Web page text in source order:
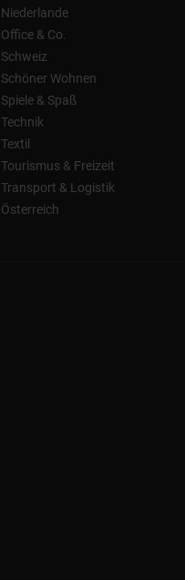
Niederlande
Office & Co.
Schweiz
Schöner Wohnen
Spiele & Spaß
Technik
Textil
Tourismus & Freizeit
Transport & Logistik
Österreich